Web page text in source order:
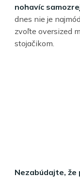
nohavíc
dnes nie je
zvoľte oversized
stojačikom.
Nezabúdajte, že